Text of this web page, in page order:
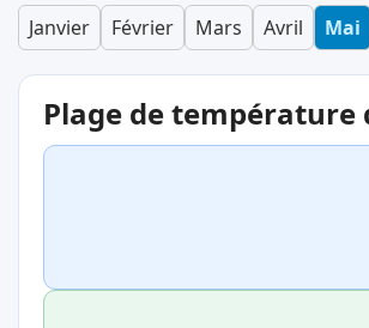
Janvier Février Mars Avril Mai
Plage de température